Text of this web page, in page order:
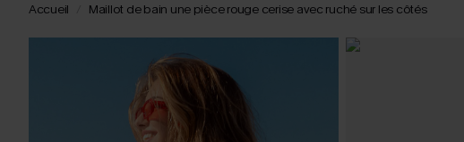
Accueil Maillot de bain une pièce rouge cerise avec ruché sur les côtés